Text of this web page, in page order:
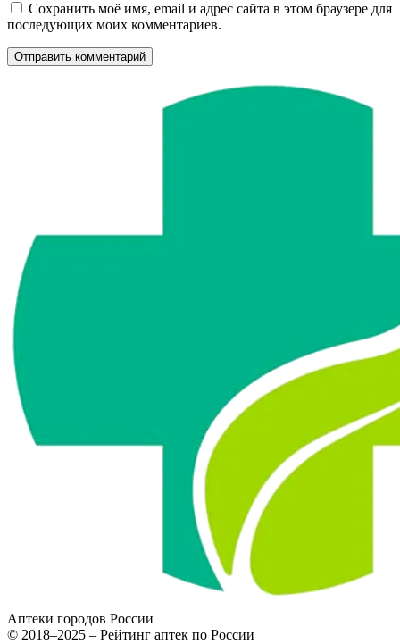
Сохранить моё имя, email и адрес сайта в этом браузере для
последующих моих комментариев.
Аптеки городов России
© 2018–2025 – Рейтинг аптек по России